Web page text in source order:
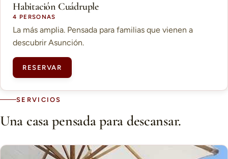
Habitación Cuádruple
4 PERSONAS
La más amplia. Pensada para familias que vienen a
descubrir Asunción.
RESERVAR
SERVICIOS
Una casa pensada para descansar.